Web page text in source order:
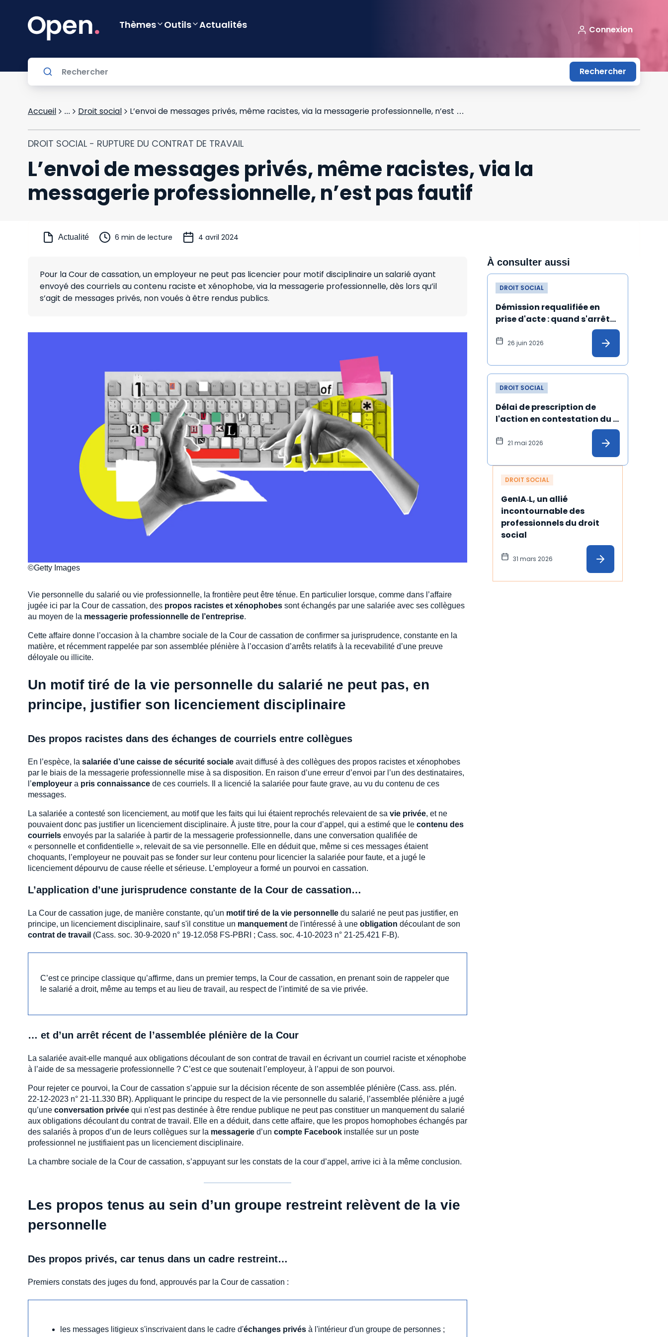
Thèmes Outils Actualités Connexion
Rechercher
Accueil ... Droit social L’envoi de messages privés, même racistes, via la messagerie professionnelle, n’est pas fautif
DROIT SOCIAL - RUPTURE DU CONTRAT DE TRAVAIL
L’envoi de messages privés, même racistes, via la
messagerie professionnelle, n’est pas fautif
Actualité 6 min de lecture 4 avril 2024
Pour la Cour de cassation, un employeur ne peut pas licencier pour motif disciplinaire un salarié ayant
envoyé des courriels au contenu raciste et xénophobe, via la messagerie professionnelle, dès lors qu’il
s’agit de messages privés, non voués à être rendus publics.
©Getty Images
Vie personnelle du salarié ou vie professionnelle, la frontière peut être ténue. En particulier lorsque, comme dans l’affaire
jugée ici par la Cour de cassation, des propos racistes et xénophobes sont échangés par une salariée avec ses collègues
au moyen de la messagerie professionnelle de l’entreprise.
Cette affaire donne l’occasion à la chambre sociale de la Cour de cassation de confirmer sa jurisprudence, constante en la
matière, et récemment rappelée par son assemblée plénière à l’occasion d’arrêts relatifs à la recevabilité d’une preuve
déloyale ou illicite.
Un motif tiré de la vie personnelle du salarié ne peut pas, en
principe, justifier son licenciement disciplinaire
Des propos racistes dans des échanges de courriels entre collègues
En l’espèce, la salariée d’une caisse de sécurité sociale avait diffusé à des collègues des propos racistes et xénophobes
par le biais de la messagerie professionnelle mise à sa disposition. En raison d’une erreur d’envoi par l’un des destinataires,
l’employeur a pris connaissance de ces courriels. Il a licencié la salariée pour faute grave, au vu du contenu de ces
messages.
La salariée a contesté son licenciement, au motif que les faits qui lui étaient reprochés relevaient de sa vie privée, et ne
pouvaient donc pas justifier un licenciement disciplinaire. À juste titre, pour la cour d’appel, qui a estimé que le contenu des
courriels envoyés par la salariée à partir de la messagerie professionnelle, dans une conversation qualifiée de
« personnelle et confidentielle », relevait de sa vie personnelle. Elle en déduit que, même si ces messages étaient
choquants, l’employeur ne pouvait pas se fonder sur leur contenu pour licencier la salariée pour faute, et a jugé le
licenciement dépourvu de cause réelle et sérieuse. L’employeur a formé un pourvoi en cassation.
L’application d’une jurisprudence constante de la Cour de cassation…
La Cour de cassation juge, de manière constante, qu’un motif tiré de la vie personnelle du salarié ne peut pas justifier, en
principe, un licenciement disciplinaire, sauf s'il constitue un manquement de l'intéressé à une obligation découlant de son
contrat de travail (Cass. soc. 30-9-2020 n° 19-12.058 FS-PBRI ; Cass. soc. 4-10-2023 n° 21-25.421 F-B).
C’est ce principe classique qu’affirme, dans un premier temps, la Cour de cassation, en prenant soin de rappeler que
le salarié a droit, même au temps et au lieu de travail, au respect de l’intimité de sa vie privée.
… et d’un arrêt récent de l’assemblée plénière de la Cour
La salariée avait-elle manqué aux obligations découlant de son contrat de travail en écrivant un courriel raciste et xénophobe
à l’aide de sa messagerie professionnelle ? C’est ce que soutenait l’employeur, à l’appui de son pourvoi.
Pour rejeter ce pourvoi, la Cour de cassation s’appuie sur la décision récente de son assemblée plénière (Cass. ass. plén.
22-12-2023 n° 21-11.330 BR). Appliquant le principe du respect de la vie personnelle du salarié, l’assemblée plénière a jugé
qu’une conversation privée qui n'est pas destinée à être rendue publique ne peut pas constituer un manquement du salarié
aux obligations découlant du contrat de travail. Elle en a déduit, dans cette affaire, que les propos homophobes échangés par
des salariés à propos d’un de leurs collègues sur la messagerie d’un compte Facebook installée sur un poste
professionnel ne justifiaient pas un licenciement disciplinaire.
La chambre sociale de la Cour de cassation, s’appuyant sur les constats de la cour d’appel, arrive ici à la même conclusion.
Les propos tenus au sein d’un groupe restreint relèvent de la vie
personnelle
Des propos privés, car tenus dans un cadre restreint…
Premiers constats des juges du fond, approuvés par la Cour de cassation :
les messages litigieux s'inscrivaient dans le cadre d'échanges privés à l'intérieur d'un groupe de personnes ;
À consulter aussi
DROIT SOCIAL
Démission requalifiée en
prise d'acte : quand s'arrête
l'ancienneté du salarié ?
26 juin 2026
DROIT SOCIAL
Délai de prescription de
l'action en contestation du
licenciement fondée sur un
harcèlement moral :
21 mai 2026
DROIT SOCIAL
GenIA‑L, un allié
incontournable des
professionnels du droit
social
31 mars 2026